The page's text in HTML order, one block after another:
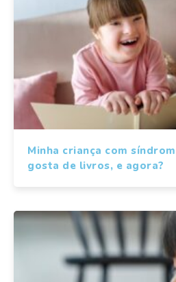
Minha criança com
gosta de livros, e agora?